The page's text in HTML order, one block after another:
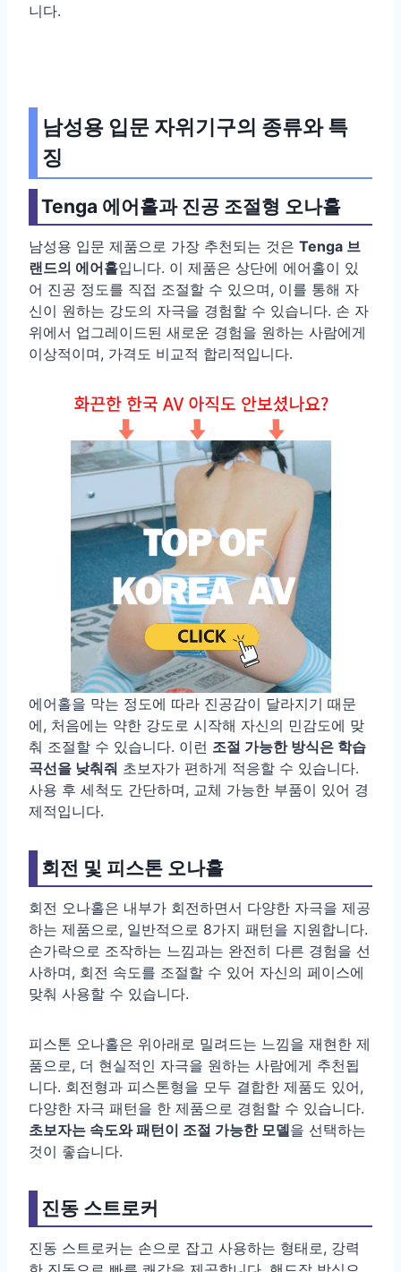
니다.
남성용 입문 자위기구의 종류와 특
징
Tenga 에어홀과 진공 조절형 오나홀
남성용 입문 제품으로 가장 추천되는 것은 Tenga 브
랜드의 에어홀입니다. 이 제품은 상단에 에어홀이 있
어 진공 정도를 직접 조절할 수 있으며, 이를 통해 자
신이 원하는 강도의 자극을 경험할 수 있습니다. 손 자
위에서 업그레이드된 새로운 경험을 원하는 사람에게
이상적이며, 가격도 비교적 합리적입니다.
에어홀을 막는 정도에 따라 진공감이 달라지기 때문
에, 처음에는 약한 강도로 시작해 자신의 민감도에 맞
춰 조절할 수 있습니다. 이런 조절 가능한 방식은 학습
곡선을 낮춰줘 초보자가 편하게 적응할 수 있습니다.
사용 후 세척도 간단하며, 교체 가능한 부품이 있어 경
제적입니다.
회전 및 피스톤 오나홀
회전 오나홀은 내부가 회전하면서 다양한 자극을 제공
하는 제품으로, 일반적으로 8가지 패턴을 지원합니다.
손가락으로 조작하는 느낌과는 완전히 다른 경험을 선
사하며, 회전 속도를 조절할 수 있어 자신의 페이스에
맞춰 사용할 수 있습니다.
피스톤 오나홀은 위아래로 밀려드는 느낌을 재현한 제
품으로, 더 현실적인 자극을 원하는 사람에게 추천됩
니다. 회전형과 피스톤형을 모두 결합한 제품도 있어,
다양한 자극 패턴을 한 제품으로 경험할 수 있습니다.
초보자는 속도와 패턴이 조절 가능한 모델을 선택하는
것이 좋습니다.
진동 스트로커
진동 스트로커는 손으로 잡고 사용하는 형태로, 강력